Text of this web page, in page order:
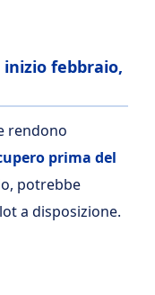
febbraio,
rendono
prima del
potrebbe
a disposizione.